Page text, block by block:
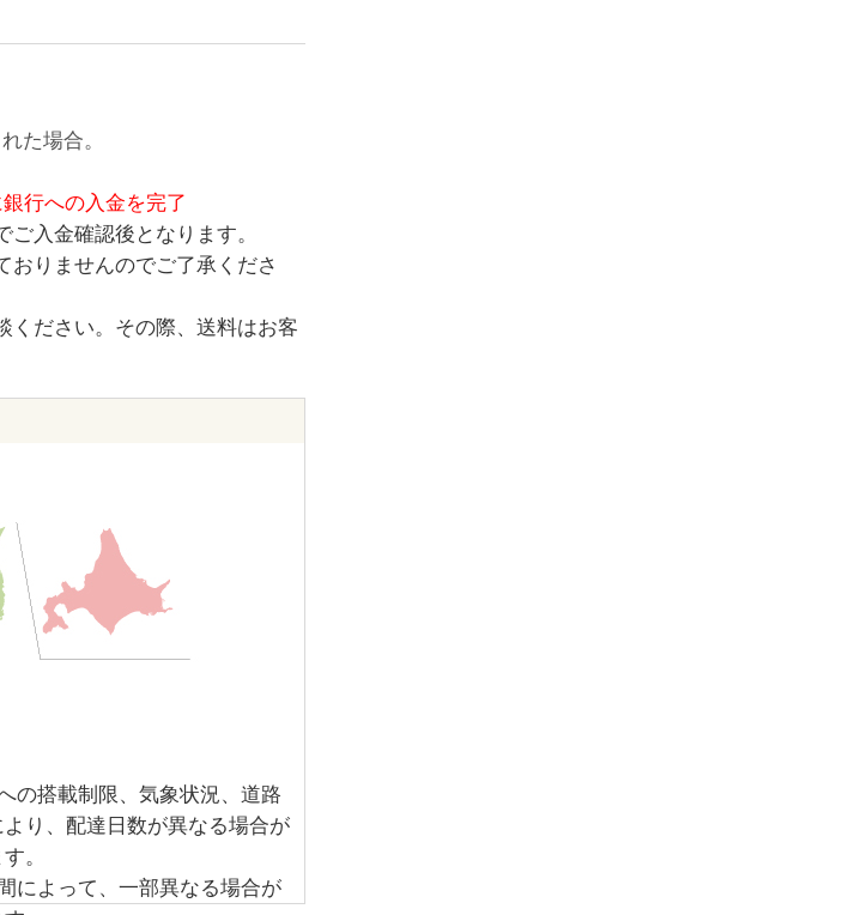
た場合。
行への入金を完了
入金確認後となります。
おりませんのでご了承くださ
ください。その際、送料はお客
の搭載制限、気象状況、道路
り、配達日数が異なる場合が
。
によって、一部異なる場合が